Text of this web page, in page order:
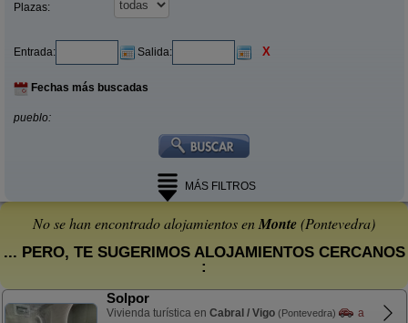
Plazas:
Entrada: Salida: X
Fechas más buscadas
pueblo:
MÁS FILTROS
No se han encontrado alojamientos enMonte(Pontevedra)
... PERO, TE SUGERIMOS ALOJAMIENTOS CERCANOS
:
Solpor
Vivienda turística en Cabral / Vigo (Pontevedra)
a